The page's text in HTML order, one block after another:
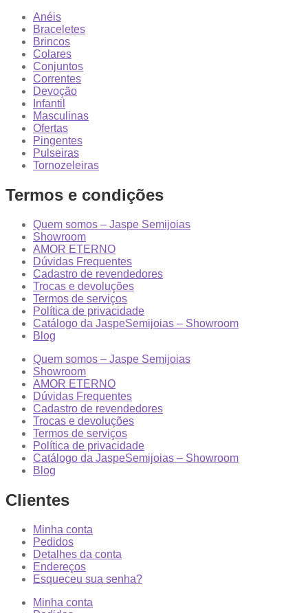
Anéis
Braceletes
Brincos
Colares
Conjuntos
Correntes
Devoção
Infantil
Masculinas
Ofertas
Pingentes
Pulseiras
Tornozeleiras
Termos e condições
Quem somos – Jaspe Semijoias
Showroom
AMOR ETERNO
Dúvidas Frequentes
Cadastro de revendedores
Trocas e devoluções
Termos de serviços
Política de privacidade
Catálogo da JaspeSemijoias – Showroom
Blog
Quem somos – Jaspe Semijoias
Showroom
AMOR ETERNO
Dúvidas Frequentes
Cadastro de revendedores
Trocas e devoluções
Termos de serviços
Política de privacidade
Catálogo da JaspeSemijoias – Showroom
Blog
Clientes
Minha conta
Pedidos
Detalhes da conta
Endereços
Esqueceu sua senha?
Minha conta